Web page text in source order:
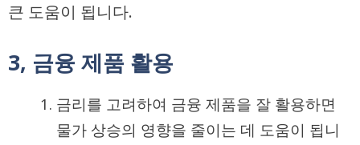
큰 도움이 됩니다.
3, 금융 제품 활용
금리를 고려하여 금융 제품을 잘 활용하면
물가 상승의 영향을 줄이는 데 도움이 됩니